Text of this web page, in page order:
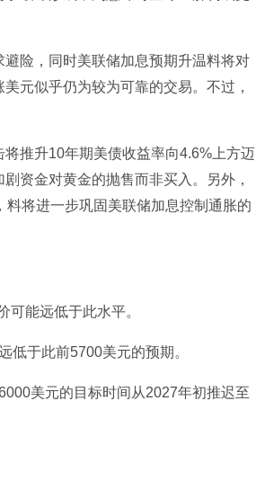
险，同时美联储加息预期升温料将对
元似乎仍为较为可靠的交易。不过，
推升10年期美债收益率向4.6%上方迈
资金对黄金的抛售而非买入。另外，
将进一步巩固美联储加息控制通胀的
能远低于此水平。
低于此前5700美元的预期。
美元的目标时间从2027年初推迟至